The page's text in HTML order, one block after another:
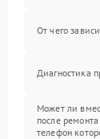
От чего
Диагностика
Может ли
после
телефон